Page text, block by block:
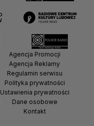
Agencja Promocji
Agencja Reklamy
Regulamin serwisu
Polityka prywatności
Ustawienia prywatności
Dane osobowe
Kontakt